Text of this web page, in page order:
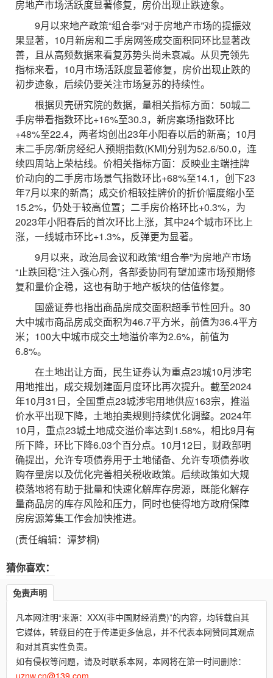
房地产市场活跃度显著修复，房价出现止跌迹象。
9月以来地产政策“组合拳”对于房地产市场的提振效
果显著，10月新房和二手房网签成交面积同环比显著改
善，且从高频数据来看复苏势头尚未衰减。从贝壳领先
指标来看，10月市场活跃度显著修复，房价出现止跌的
初步迹象，后续仍要关注市场复苏的持续性。
根据贝壳研究院的数据，量相关指标方面：50城二
手房带看指数环比+16%至30.3，新房案场指数环比
+48%至22.4，两者均创出23年小阳春以后的新高；10月
末二手房/新房经纪人预期指数(KMI)分别为52.6/50.0，连
续四周站上荣枯线。价相关指标方面：反映业主端挂牌
价动向的二手房市场景气指数环比+68%至14.1，创下23
年7月以来的新高；成交价相较挂牌价的折价幅度缩小至
15.2%，仍处于较高位置；二手房价格环比+0.3%，为
2023年小阳春后的首次环比上涨，其中24个城市环比上
涨，一线城市环比+1.3%，反弹更为显著。
9月以来，政治局会议和政策“组合拳”为房地产市场
“止跌回稳”注入强心剂，各部委协同有望加速市场预期修
复和量价企稳，这也有助于地产板块的估值修复。
国盛证券也指出商品房成交面积超季节性回升。30
大中城市商品房成交面积为46.7平方米，前值为36.4平方
米；100大中城市成交土地溢价率为2.6%，前值为
6.8%。
在土地出让方面，民生证券认为重点23城10月涉宅
用地推出，成交规划建面月度环比再次提升。截至2024
年10月31日，全国重点23城涉宅用地供应163宗，推溢
价水平出现下降，土地拍卖规则持续优化调整。2024年
10月，重点23城土地成交溢价率达到1.58%，相比9月有
所下降，环比下降6.03个百分点。10月12日，财政部明
确提出，允许专项债券用于土地储备、允许专项债券收
购存量房以及优化完善相关税收政策。后续政策如大规
模落地将有助于批量和快速化解库存房源，既能化解存
量商品房的库存风险和压力，同时也使得地方政府保障
房房源筹集工作会加快推进。
(责任编辑：谭梦桐)
猜你喜欢：
免责声明
凡本网注明“来源：XXX(非中国财经消费)”的内容，均转载自其
它媒体，转载目的在于传递更多信息，并不代表本网赞同其观点
和对其真实性负责。
如有侵权等问题，请及时联系本网，本网将在第一时间删除：
uznw.cn@139.com